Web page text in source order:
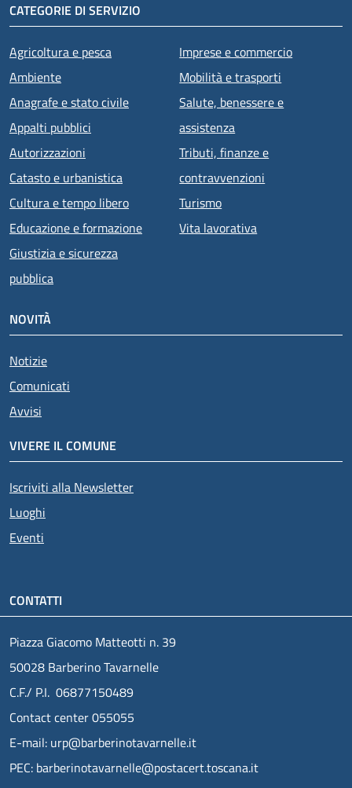
CATEGORIE DI SERVIZIO
Agricoltura e pesca
Ambiente
Anagrafe e stato civile
Appalti pubblici
Autorizzazioni
Catasto e urbanistica
Cultura e tempo libero
Educazione e formazione
Giustizia e sicurezza
pubblica
Imprese e commercio
Mobilità e trasporti
Salute, benessere e
assistenza
Tributi, finanze e
contravvenzioni
Turismo
Vita lavorativa
NOVITÀ
Notizie
Comunicati
Avvisi
VIVERE IL COMUNE
Iscriviti alla Newsletter
Luoghi
Eventi
CONTATTI
Piazza Giacomo Matteotti n. 39
50028 Barberino Tavarnelle
C.F./ P.I. 06877150489
Contact center 055055
E-mail: urp@barberinotavarnelle.it
PEC: barberinotavarnelle@postacert.toscana.it